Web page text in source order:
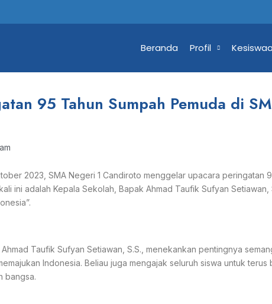
Beranda Profil
95 Tahun Sumpah Pemuda di
2023, SMA Negeri 1 Candiroto menggelar upacara peringatan
ini adalah Kepala Sekolah, Bapak Ahmad Taufik Sufyan Setiawan,
Taufik Sufyan Setiawan, S.S., menekankan pentingnya
Indonesia. Beliau juga mengajak seluruh siswa untuk terus
bangsa.